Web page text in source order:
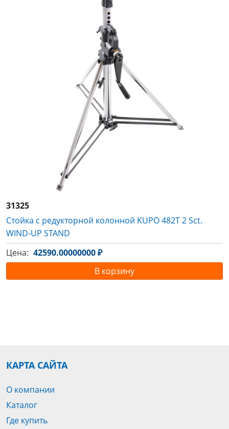
31325
Стойка с редукторной колонной KUPO 482T 2 Sct.
WIND-UP STAND
Цена: 42590.00000000 ₽
В корзину
КАРТА САЙТА
О компании
Каталог
Где купить